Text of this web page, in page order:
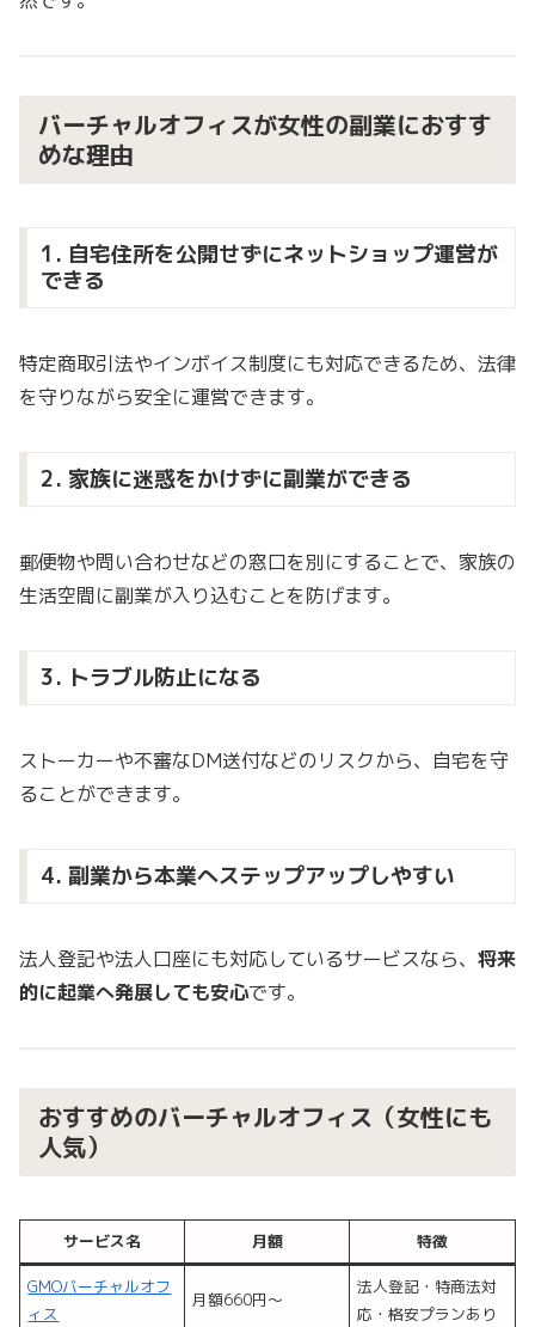
バーチャルオフィスが女性の副業におすす
めな理由
1. 自宅住所を公開せずにネットショップ運営が
できる
特定商取引法やインボイス制度にも対応できるため、法律
を守りながら安全に運営できます。
2. 家族に迷惑をかけずに副業ができる
郵便物や問い合わせなどの窓口を別にすることで、家族の
生活空間に副業が入り込むことを防げます。
3. トラブル防止になる
ストーカーや不審なDM送付などのリスクから、自宅を守
ることができます。
4. 副業から本業へステップアップしやすい
法人登記や法人口座にも対応しているサービスなら、 将来
的に起業へ発展しても安心です。
おすすめのバーチャルオフィス（女性にも
人気）
サービス名 月額 特徴
GMOバーチャルオフ
ィス
月額660円〜
法人登記・特商法対
応・格安プランあり